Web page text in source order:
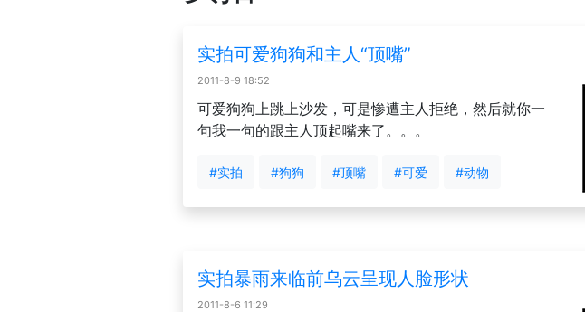
实拍可爱狗狗和主人“顶嘴”
2011-8-9 18:52
可爱狗狗上跳上沙发，可是惨遭主人拒绝，然后就你一
句我一句的跟主人顶起嘴来了。。。
#实拍 #狗狗 #顶嘴 #可爱 #动物
实拍暴雨来临前乌云呈现人脸形状
2011-8-6 11:29